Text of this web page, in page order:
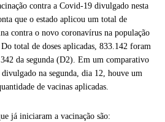
contra a Covid-19 divulgado nesta
que o estado aplicou um total de
contra o novo coronavírus na população
total de doses aplicadas, 833.142 foram
da segunda (D2). Em um comparativo
na segunda, dia 12, houve um
de vacinas aplicadas.
já iniciaram a vacinação são: